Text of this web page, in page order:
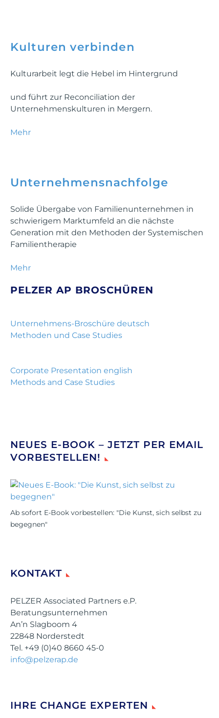
Kulturen verbinden
Kulturarbeit legt die Hebel im Hintergrund
und führt zur Reconciliation der
Unternehmenskulturen in Mergern.
Mehr
Unternehmensnachfolge
Solide Übergabe von Familienunternehmen in
schwierigem Marktumfeld an die nächste
Generation mit den Methoden der Systemischen
Familientherapie
Mehr
PELZER AP BROSCHÜREN
Unternehmens-Broschüre deutsch
Methoden und Case Studies
Corporate Presentation english
Methods and Case Studies
NEUES E-BOOK – JETZT PER EMAIL
VORBESTELLEN!
Ab sofort E-Book vorbestellen: "Die Kunst, sich selbst zu
begegnen"
KONTAKT
PELZER Associated Partners e.P.
Beratungsunternehmen
An’n Slagboom 4
22848 Norderstedt
Tel. +49 (0)40 8660 45-0
info@pelzerap.de
IHRE CHANGE EXPERTEN